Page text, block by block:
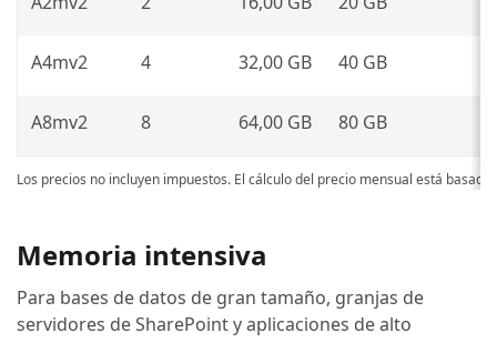
A4mv2 4 32,00 GB 40 GB
A8mv2 8 64,00 GB 80 GB
Los precios no incluyen impuestos. El cálculo del precio mensual está
Memoria intensiva
Para bases de datos de gran tamaño, granjas de
servidores de SharePoint y aplicaciones de alto